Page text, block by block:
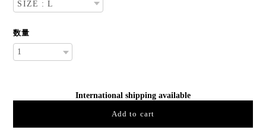
数量
International shipping available
Add to cart